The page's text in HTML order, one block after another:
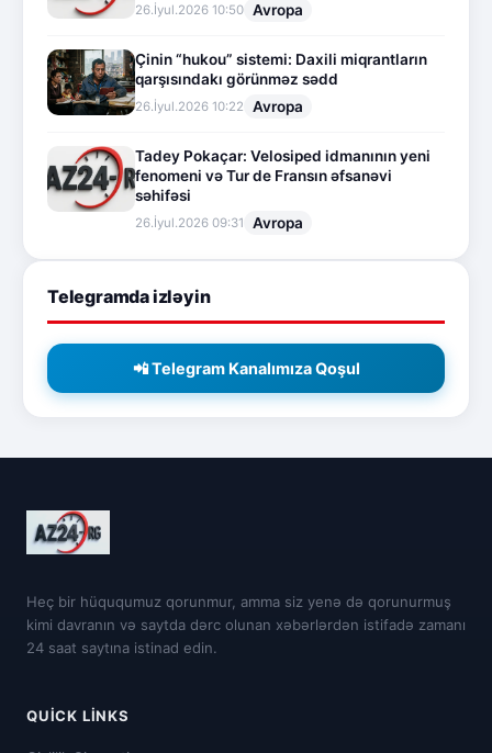
26.İyul.2026 10:50 Avropa
Çinin “hukou” sistemi: Daxili miqrantların
qarşısındakı görünməz sədd
26.İyul.2026 10:22 Avropa
Tadey Pokaçar: Velosiped idmanının yeni
fenomeni və Tur de Fransın əfsanəvi
səhifəsi
26.İyul.2026 09:31 Avropa
Telegramda izləyin
📲 Telegram Kanalımıza Qoşul
Heç bir hüququmuz qorunmur, amma siz yenə də qorunurmuş
kimi davranın və saytda dərc olunan xəbərlərdən istifadə zamanı
24 saat saytına istinad edin.
QUICK LINKS